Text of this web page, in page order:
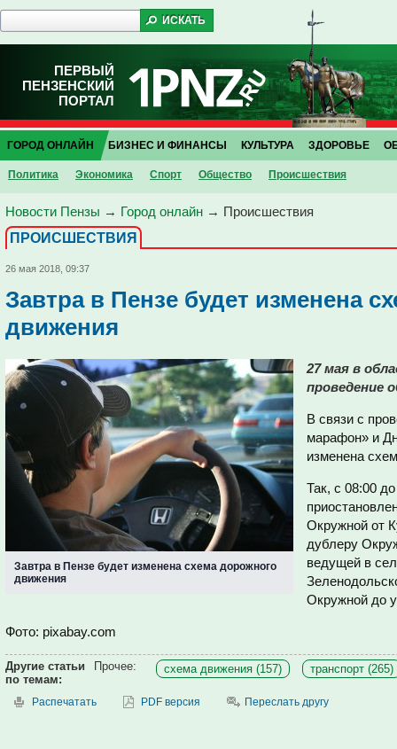
ПЕРВЫЙ
ПЕНЗЕНСКИЙ
ПОРТАЛ
ГОРОД ОНЛАЙН
Политика Экономика Спорт Общество Проиcшествия
БИЗНЕС И ФИНАНСЫ КУЛЬТУРА ЗДОРОВЬЕ
Новости Пензы → Город онлайн → Проиcшествия
ПРОИCШЕСТВИЯ
26 мая 2018, 09:37
Завтра в Пензе будет изменена
движения
Завтра в Пензе будет изменена схема дорожного
движения
27 мая в
проведение
В связи с
марафон» и
изменена
Так, с 08:00
Окружной от
дублеру
ведущей в
Окружной до
Фото: pixabay.com
Другие статьи
по темам:
Прочее: схема движения (157) транспорт (265)
Распечатать PDF версия Переслать другу